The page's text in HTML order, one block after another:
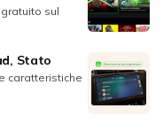
sul
Stato
caratteristiche